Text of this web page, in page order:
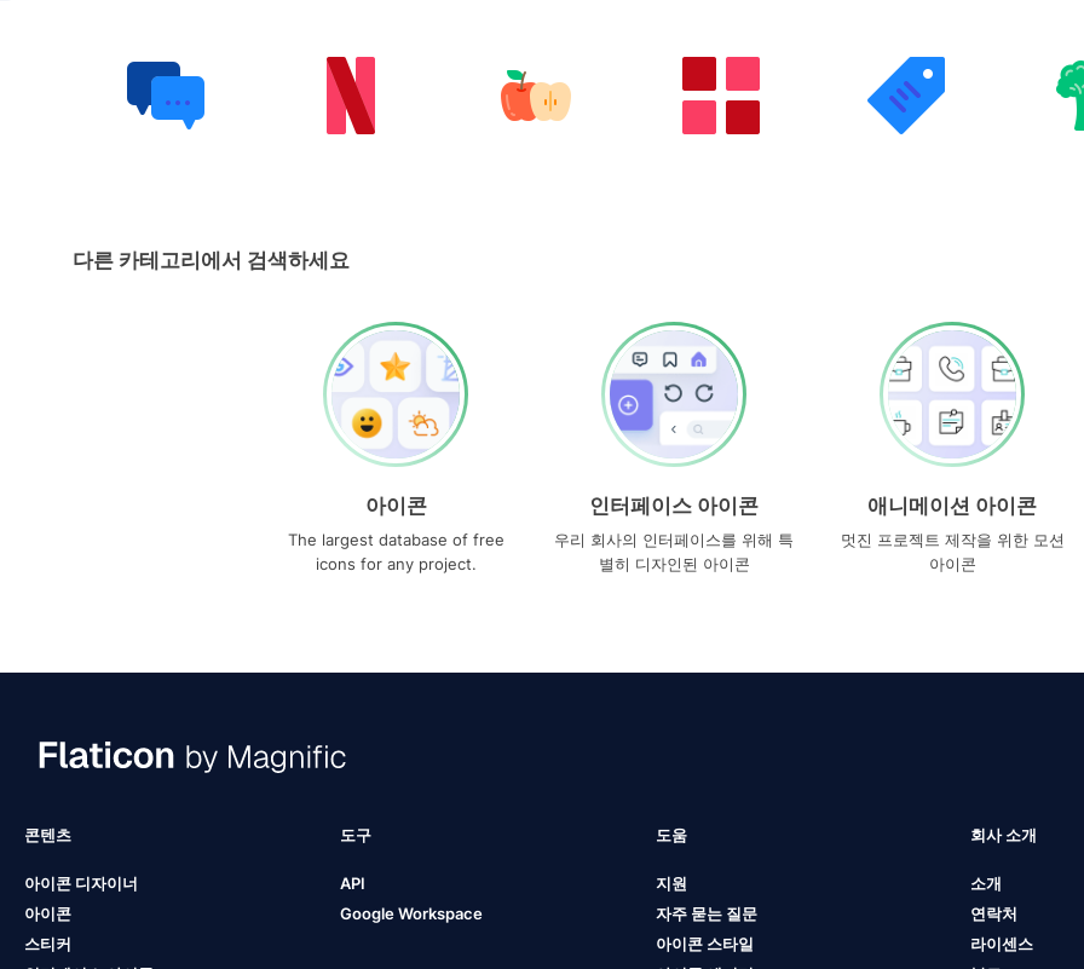
다른 카테고리에서 검색하세요
아이콘
The largest database of free
icons for any project.
인터페이스 아이콘
우리 회사의 인터페이스를 위해 특
별히 디자인된 아이콘
애니메이션 아이콘
멋진 프로젝트 제작을 위한 모션
아이콘
콘텐츠
아이콘 디자이너
아이콘
스티커
도구
API
Google Workspace
도움
지원
자주 묻는 질문
아이콘 스타일
회사 소개
소개
연락처
라이센스